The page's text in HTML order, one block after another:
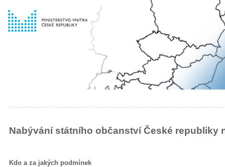
Nabývání státního občanství České republiky
Kdo a za jakých podmínek